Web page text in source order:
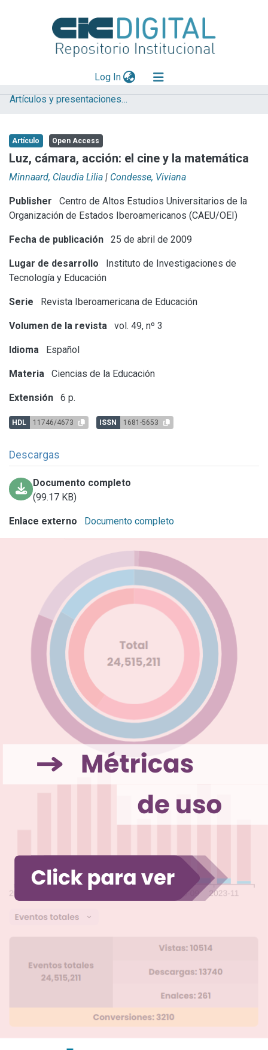
Log In(current)
Explorar
Aportar material
Statistics
Artículos y presentaciones en Congresos
Artículo Open Access
Luz, cámara, acción: el cine y la matemática
Minnaard, Claudia Lilia | Condesse, Viviana
Publisher
Centro de Altos Estudios Universitarios de la
Organización de Estados Iberoamericanos (CAEU/OEI)
Fecha de publicación 25 de abril de 2009
Lugar de desarrollo
Instituto de Investigaciones de
Tecnología y Educación
Serie Revista Iberoamericana de Educación
Volumen de la revista vol. 49, nº 3
Idioma Español
Materia Ciencias de la Educación
Extensión 6 p.
HDL 11746/4673 ISSN 1681-5653
Descargas
Documento completo
(99.17 KB)
Enlace externo Documento completo